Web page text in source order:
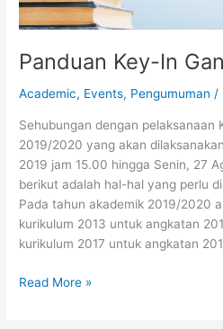
Panduan Key-In
Academic, Events, Pengumuman /
Sehubungan dengan pelaksanaan
2019/2020 yang akan
2019 jam 15.00 hingga Senin, 27
berikut adalah hal-hal yang perlu
Pada tahun akademik 2019/2020
kurikulum 2013 untuk angkatan
kurikulum 2017 untuk angkatan
Read More »